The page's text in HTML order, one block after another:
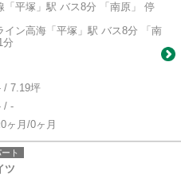
「平塚」駅 バス8分 「南原」 停
イン高海「平塚」駅 バス8分 「南
分
/ 7.19坪
/ -
0ヶ月/0ヶ月
ト
ツ